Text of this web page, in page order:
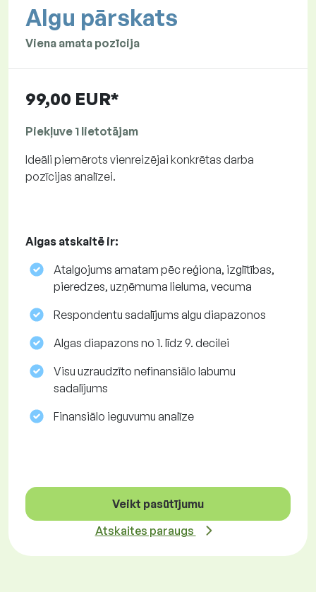
Algu pārskats
Viena amata pozīcija
99,00 EUR*
Piekļuve 1 lietotājam
Ideāli piemērots vienreizējai konkrētas darba
pozīcijas analīzei.
Algas atskaitē ir:
Atalgojums amatam pēc reģiona, izglītības,
pieredzes, uzņēmuma lieluma, vecuma
Respondentu sadalījums algu diapazonos
Algas diapazons no 1. līdz 9. decilei
Visu uzraudzīto nefinansiālo labumu
sadalījums
Finansiālo ieguvumu analīze
Veikt pasūtījumu
Atskaites paraugs